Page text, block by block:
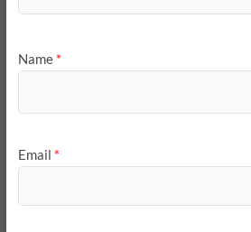
Name *
Email *